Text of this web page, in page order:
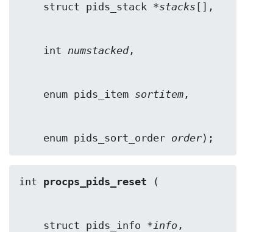
    struct pids_stack *
stacks
    int
numstacked
    enum pids_item
sortitem
    enum pids_sort_order
order);
int procps_pids_reset
    struct pids_info *
info